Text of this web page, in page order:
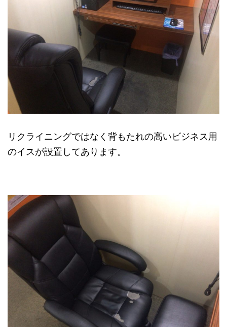
リクライニングではなく背もたれの高いビジネス用
のイスが設置してあります。